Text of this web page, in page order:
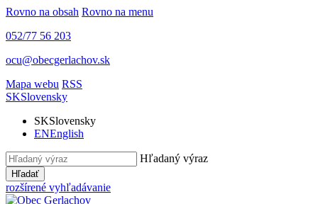
Rovno na obsah Rovno na menu
052/77 56 203
ocu@obecgerlachov.sk
Mapa webu RSS
SKSlovensky
SKSlovensky
ENEnglish
Hľadaný výraz
Hľadať
rozšírené vyhľadávanie